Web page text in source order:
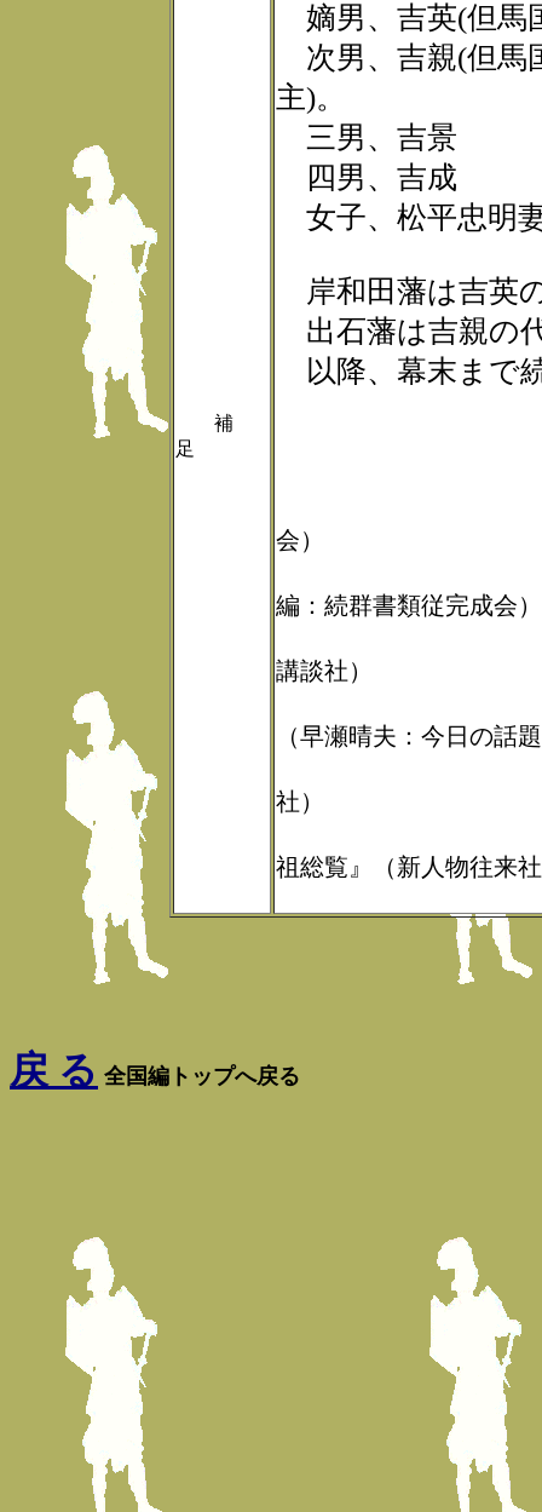
補
足
嫡男、吉英(但馬
次男、吉親(但馬
主)。
三男、吉景
四男、吉成
女子、松平忠
岸和田藩は吉英
出石藩は吉親の
以降、幕末ま
会）
編：続群書類従完成会）
講談社）
（早瀬晴夫：今日の話
社）
祖総覧』（新人物往来
戻 る 全国編トップへ戻る